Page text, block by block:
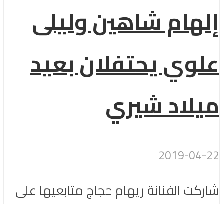
إلهام شاهين وليلى
علوي يحتفلان بعيد
ميلاد شيري
2019-04-22
شاركت الفنانة ريهام حجاج متابعيها على